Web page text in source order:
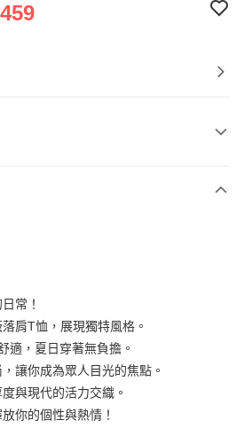
台北富邦商業銀行
兆豐國際商業銀行
台中商業銀行
華泰商業銀行
遠東國際商業銀行
永豐商業銀行
彰化商業銀行
台北富邦商業銀行
兆豐國際商業銀行
台中商業銀行
華泰商業銀行
第一商業銀行
台北富邦商業銀行
兆豐國際商業銀行
台中商業銀行
常！
肩T恤，展現獨特風格。
適，夏日穿著無負擔。
讓你成為眾人目光的焦點。
與現代的活力交織。
你的個性與熱情！